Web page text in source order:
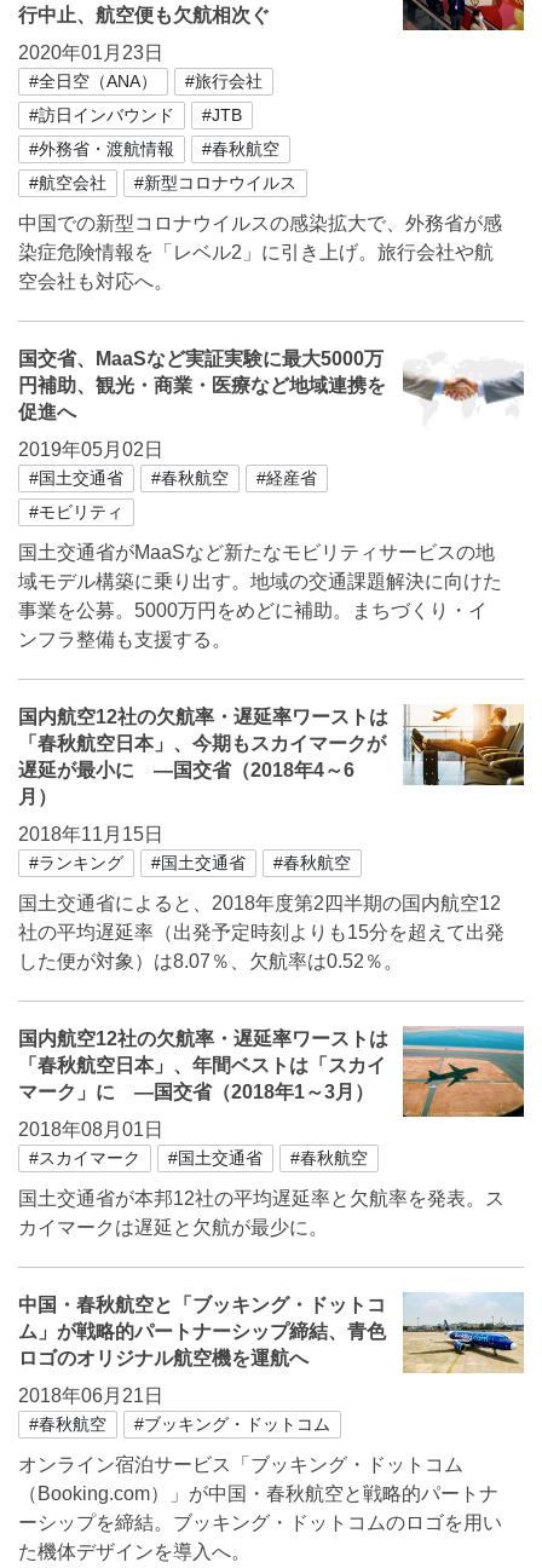
行中止、航空便も欠航相次ぐ
2020年01月23日
#全日空（ANA）
#旅行会社
#訪日インバウンド
#JTB
#外務省・渡航情報
#春秋航空
#航空会社
#新型コロナウイルス
中国での新型コロナウイルスの感染拡大で、外務省が感
染症危険情報を「レベル2」に引き上げ。旅行会社や航
空会社も対応へ。
国交省、MaaSなど実証実験に最大5000万
円補助、観光・商業・医療など地域連携を
促進へ
2019年05月02日
#国土交通省 #春秋航空
#経産省
#モビリティ
国土交通省がMaaSなど新たなモビリティサービスの地
域モデル構築に乗り出す。地域の交通課題解決に向けた
事業を公募。5000万円をめどに補助。まちづくり・イ
ンフラ整備も支援する。
国内航空12社の欠航率・遅延率ワーストは
「春秋航空日本」、今期もスカイマークが
遅延が最小に ―国交省（2018年4～6
月）
2018年11月15日
#ランキング #国土交通省 #春秋航空
国土交通省によると、2018年度第2四半期の国内航空12
社の平均遅延率（出発予定時刻よりも15分を超えて出発
した便が対象）は8.07％、欠航率は0.52％。
国内航空12社の欠航率・遅延率ワーストは
「春秋航空日本」、年間ベストは「スカイ
マーク」に ―国交省（2018年1～3月）
2018年08月01日
#スカイマーク #国土交通省 #春秋航空
国土交通省が本邦12社の平均遅延率と欠航率を発表。ス
カイマークは遅延と欠航が最少に。
中国・春秋航空と「ブッキング・ドットコ
ム」が戦略的パートナーシップ締結、青色
ロゴのオリジナル航空機を運航へ
2018年06月21日
#春秋航空 #ブッキング・ドットコム
オンライン宿泊サービス「ブッキング・ドットコム
（Booking.com）」が中国・春秋航空と戦略的パートナ
ーシップを締結。ブッキング・ドットコムのロゴを用い
た機体デザインを導入へ。